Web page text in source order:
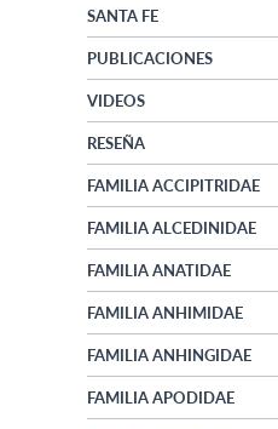
SANTA FE
PUBLICACIONES
VIDEOS
RESEÑA
FAMILIA ACCIPITRIDAE
FAMILIA ALCEDINIDAE
FAMILIA ANATIDAE
FAMILIA ANHIMIDAE
FAMILIA ANHINGIDAE
FAMILIA APODIDAE